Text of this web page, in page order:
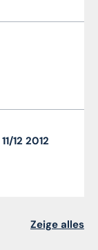
12 2012
Zeige alles